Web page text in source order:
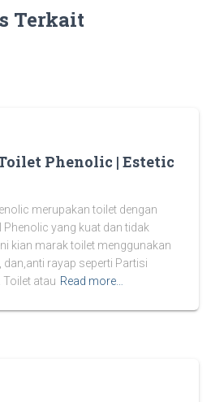
Terkait
Phenolic | Estetic
merupakan toilet dengan
yang kuat dan tidak
kian marak toilet menggunakan
dan,anti rayap seperti Partisi
Toilet atau Read more…